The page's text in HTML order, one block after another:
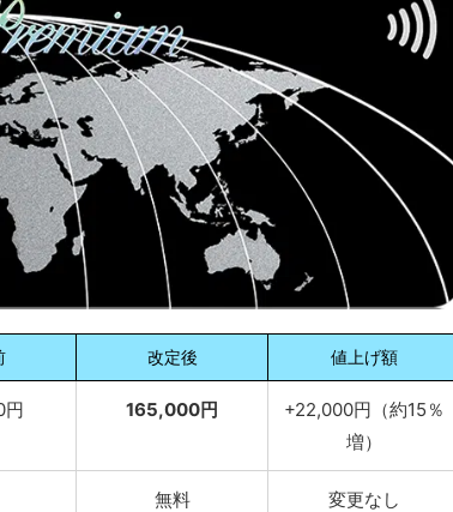
改定後 値上げ額
円 165,000円
+22,000円（約15％
増）
無料 変更なし